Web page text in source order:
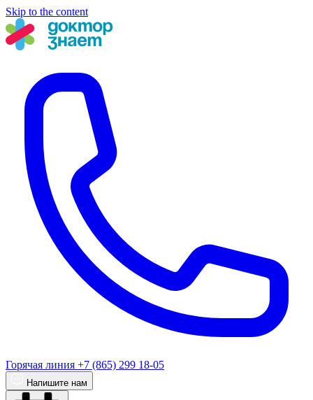
Skip to the content
Горячая линия +7 (865) 299 18-05
Напишите нам